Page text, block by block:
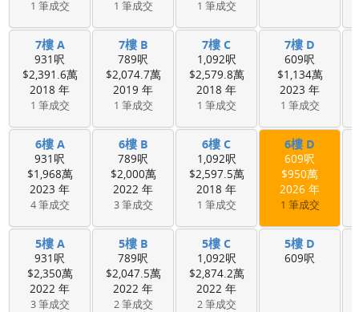
1 筆成交 1 筆成交 1 筆成交
7樓 A
931呎
$2,391.6萬
2018 年
1 筆成交
7樓 B
789呎
$2,074.7萬
2019 年
1 筆成交
7樓 C
1,092呎
$2,579.8萬
2018 年
1 筆成交
7樓 D
609呎
$1,134萬
2023 年
1 筆成交
6樓 A
931呎
$1,968萬
2023 年
4 筆成交
6樓 B
789呎
$2,000萬
2022 年
3 筆成交
6樓 C
1,092呎
$2,597.5萬
2018 年
1 筆成交
6樓 D
609呎
$950萬
2026 年
1 筆成交
5樓 A
931呎
$2,350萬
2022 年
3 筆成交
5樓 B
789呎
$2,047.5萬
2022 年
2 筆成交
5樓 C
1,092呎
$2,874.2萬
2022 年
2 筆成交
5樓 D
609呎